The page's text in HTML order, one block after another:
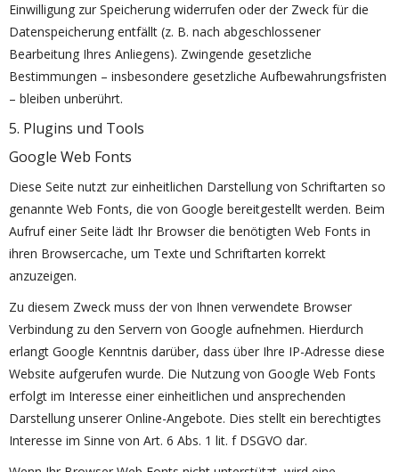
Einwilligung zur Speicherung widerrufen oder der Zweck für die
Datenspeicherung entfällt (z. B. nach abgeschlossener
Bearbeitung Ihres Anliegens). Zwingende gesetzliche
Bestimmungen – insbesondere gesetzliche Aufbewahrungsfristen
– bleiben unberührt.
5. Plugins und Tools
Google Web Fonts
Diese Seite nutzt zur einheitlichen Darstellung von Schriftarten so
genannte Web Fonts, die von Google bereitgestellt werden. Beim
Aufruf einer Seite lädt Ihr Browser die benötigten Web Fonts in
ihren Browsercache, um Texte und Schriftarten korrekt
anzuzeigen.
Zu diesem Zweck muss der von Ihnen verwendete Browser
Verbindung zu den Servern von Google aufnehmen. Hierdurch
erlangt Google Kenntnis darüber, dass über Ihre IP-Adresse diese
Website aufgerufen wurde. Die Nutzung von Google Web Fonts
erfolgt im Interesse einer einheitlichen und ansprechenden
Darstellung unserer Online-Angebote. Dies stellt ein berechtigtes
Interesse im Sinne von Art. 6 Abs. 1 lit. f DSGVO dar.